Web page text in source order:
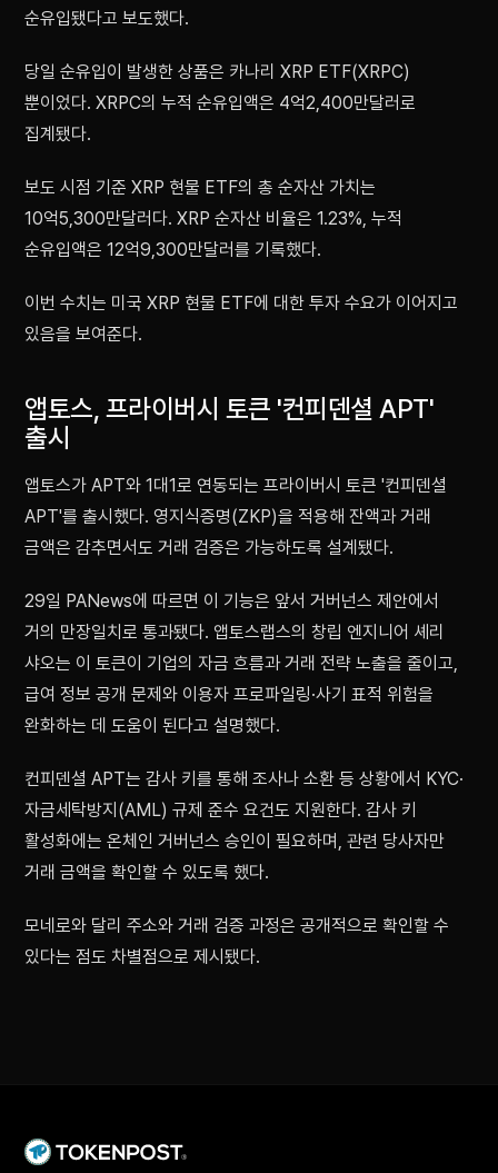
순유입됐다고 보도했다.
당일 순유입이 발생한 상품은 카나리 XRP ETF(XRPC)
뿐이었다. XRPC의 누적 순유입액은 4억2,400만달러로
집계됐다.
보도 시점 기준 XRP 현물 ETF의 총 순자산 가치는
10억5,300만달러다. XRP 순자산 비율은 1.23%, 누적
순유입액은 12억9,300만달러를 기록했다.
이번 수치는 미국 XRP 현물 ETF에 대한 투자 수요가 이어지고
있음을 보여준다.
앱토스, 프라이버시 토큰 '컨피덴셜 APT'
출시
앱토스가 APT와 1대1로 연동되는 프라이버시 토큰 '컨피덴셜
APT'를 출시했다. 영지식증명(ZKP)을 적용해 잔액과 거래
금액은 감추면서도 거래 검증은 가능하도록 설계됐다.
29일 PANews에 따르면 이 기능은 앞서 거버넌스 제안에서
거의 만장일치로 통과됐다. 앱토스랩스의 창립 엔지니어 셰리
샤오는 이 토큰이 기업의 자금 흐름과 거래 전략 노출을 줄이고,
급여 정보 공개 문제와 이용자 프로파일링·사기 표적 위험을
완화하는 데 도움이 된다고 설명했다.
컨피덴셜 APT는 감사 키를 통해 조사나 소환 등 상황에서 KYC·
자금세탁방지(AML) 규제 준수 요건도 지원한다. 감사 키
활성화에는 온체인 거버넌스 승인이 필요하며, 관련 당사자만
거래 금액을 확인할 수 있도록 했다.
모네로와 달리 주소와 거래 검증 과정은 공개적으로 확인할 수
있다는 점도 차별점으로 제시됐다.